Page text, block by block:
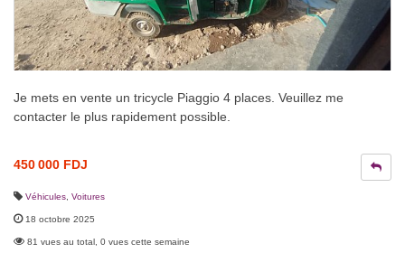
Je mets en vente un tricycle Piaggio 4 places. Veuillez me
contacter le plus rapidement possible.
450 000 FDJ
Véhicules Voitures
18 octobre 2025
81 vues au total, 0 vues cette semaine